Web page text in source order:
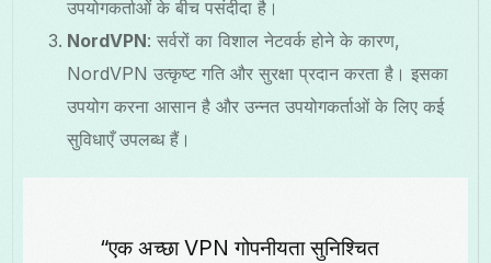
उपयोगकर्ताओं के बीच पसंदीदा है।
NordVPN: सर्वरों का विशाल नेटवर्क होने के कारण,
NordVPN उत्कृष्ट गति और सुरक्षा प्रदान करता है। इसका
उपयोग करना आसान है और उन्नत उपयोगकर्ताओं के लिए कई
सुविधाएँ उपलब्ध हैं।
“एक अच्छा VPN गोपनीयता सुनिश्चित